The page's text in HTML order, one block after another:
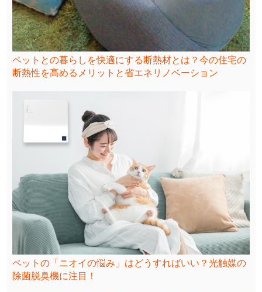
ペットとの暮らしを快適にする断熱材とは？今の住宅の
断熱性を高めるメリットと省エネリノベーション
ペットの「ニオイの悩み」はどうすればいい？光触媒の
除菌脱臭機に注目！